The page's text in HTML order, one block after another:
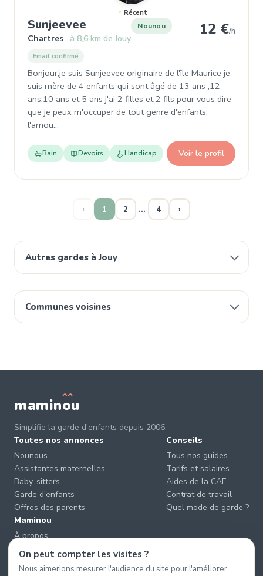
Autres gardes à Jouy
Communes voisines
Récent
Sunjeevee , Nounou à Chartres
Chartres à 8,6 km de Jouy
Nounou 12 €/h
Email confirmé
Bonjour,je suis Sunjeevee originaire de l'île Maurice je
suis mère de 4 enfants qui sont âgé de 13 ans ,12
ans,10 ans et 5 ans j'ai 2 filles et 2 fils pour vous dire
que je peux m'occuper de tout genre d'enfants,
l'amou…
Bain Devoirs Handicap Voir le profil
‹ 1 2 … 4 ›
maminou
Simplifie la garde d'enfants depuis 2006.
Toutes nos annonces
Nounous
Assistantes maternelles
Baby-sitters
Garde d'enfants
Offres des parents
Conseils
Tous nos guides
Tarifs et salaires
Aides de la CAF
Contrat de travail
Quel mode de garde ?
Maminou
À propos
Nous contacter
Éviter les arnaques
On peut compter les visites ?
Nous aimerions mesurer l'audience du site pour l'améliorer.